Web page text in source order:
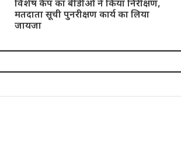
विशेष कैंप का बीडीओ ने किया निरीक्षण,
मतदाता सूची पुनरीक्षण कार्य का लिया
जायजा